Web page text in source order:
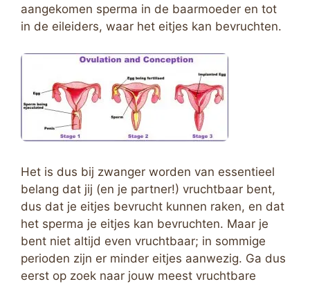
aangekomen sperma in de baarmoeder en tot
in de eileiders, waar het eitjes kan bevruchten.
Het is dus bij zwanger worden van essentieel
belang dat jij (en je partner!) vruchtbaar bent,
dus dat je eitjes bevrucht kunnen raken, en dat
het sperma je eitjes kan bevruchten. Maar je
bent niet altijd even vruchtbaar; in sommige
perioden zijn er minder eitjes aanwezig. Ga dus
eerst op zoek naar jouw meest vruchtbare